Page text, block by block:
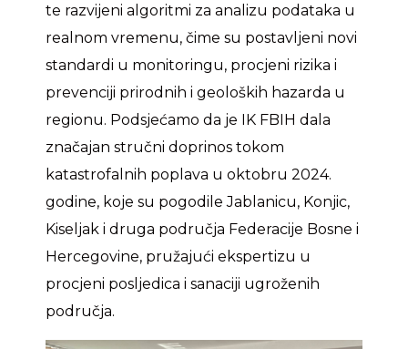
te razvijeni algoritmi za analizu podataka u
realnom vremenu, čime su postavljeni novi
standardi u monitoringu, procjeni rizika i
prevenciji prirodnih i geoloških hazarda u
regionu. Podsjećamo da je IK FBIH dala
značajan stručni doprinos tokom
katastrofalnih poplava u oktobru 2024.
godine, koje su pogodile Jablanicu, Konjic,
Kiseljak i druga područja Federacije Bosne i
Hercegovine, pružajući ekspertizu u
procjeni posljedica i sanaciji ugroženih
područja.